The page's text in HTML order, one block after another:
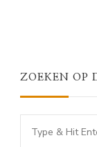
ZOEKEN OP
Looking